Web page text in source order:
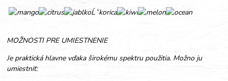
MOŽNOSTI PRE UMIESTNENIE
Je praktická hlavne vďaka širokému spektru použitia. Možno ju
umiestniť: